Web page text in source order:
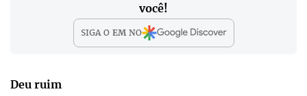
você!
SIGA O EMNO
Deu ruim